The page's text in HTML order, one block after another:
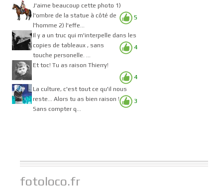
5
J'aime beaucoup cette photo 1)
l'ombre de la statue à côté de
l'homme 2) l'effe...
4
Il y a un truc qui m'interpelle dans les
copies de tableaux , sans
touche personelle. ...
4
Et toc! Tu as raison Thierry!
3
La culture, c'est tout ce qu'il nous
reste... Alors tu as bien raison !
Sans compter q...
fotoloco.fr